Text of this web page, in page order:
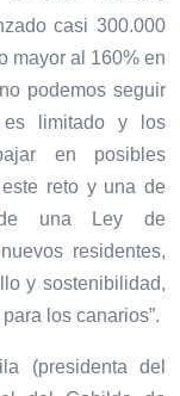
casi 300.000
mayor al 160% en
podemos seguir
es limitado y los
en posibles
reto y una de
una Ley de
residentes,
y sostenibilidad,
los canarios”.
(presidenta del